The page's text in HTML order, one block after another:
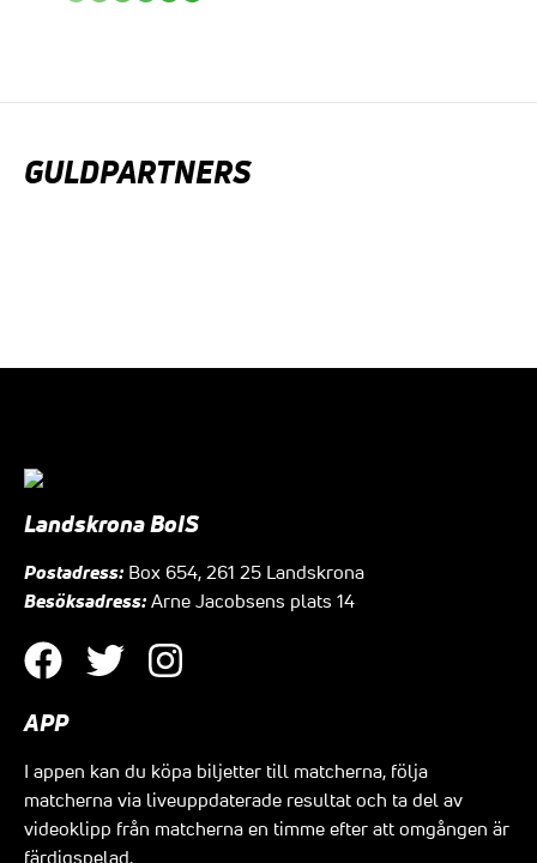
GULDPARTNERS
Landskrona BoIS
Postadress: Box 654, 261 25 Landskrona
Besöksadress: Arne Jacobsens plats 14
APP
I appen kan du köpa biljetter till matcherna, följa
matcherna via liveuppdaterade resultat och ta del av
videoklipp från matcherna en timme efter att omgången är
färdigspelad.